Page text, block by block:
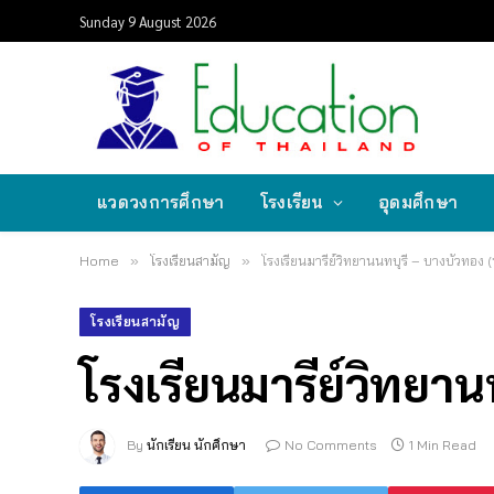
Sunday 9 August 2026
แวดวงการศึกษา โรงเรียน อุดมศึกษา
Home » โรงเรียนสามัญ » โรงเรียนมารีย์วิทยานนทบุรี – บางบัวทอง
โรงเรียนสามัญ
โรงเรียนมารีย์วิทย
By นักเรียน นักศึกษา No Comments 1 Min Read